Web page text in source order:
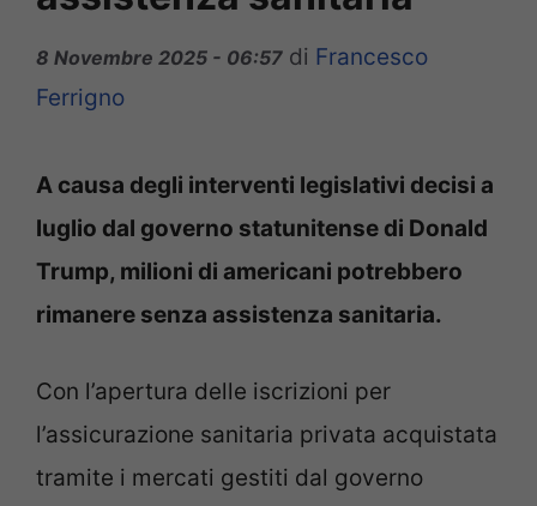
8 Novembre 2025 - 06:57 di Francesco
Ferrigno
A causa degli interventi legislativi decisi a
luglio dal governo statunitense di Donald
Trump, milioni di americani potrebbero
rimanere senza assistenza sanitaria.
Con l’apertura delle iscrizioni per
l’assicurazione sanitaria privata acquistata
tramite i mercati gestiti dal governo